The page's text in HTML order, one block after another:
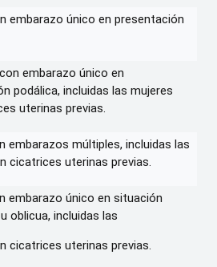
embarazo único en presentación
embarazo único en
podálica, incluidas las mujeres
uterinas previas.
embarazos múltiples, incluidas las
cicatrices uterinas previas.
embarazo único en situación
oblicua, incluidas las
cicatrices uterinas previas.